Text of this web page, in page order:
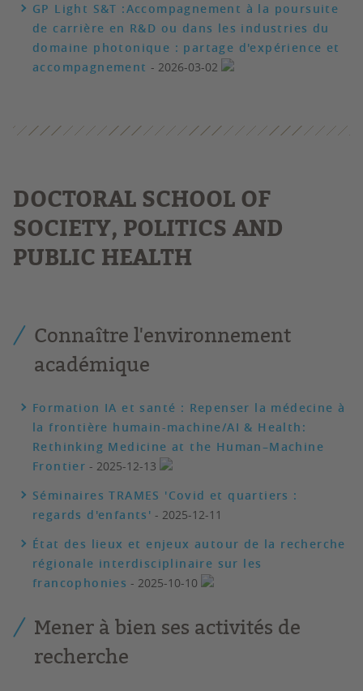
GP Light S&T :Accompagnement à la poursuite
de carrière en R&D ou dans les industries du
domaine photonique : partage d'expérience et
accompagnement - 2026-03-02
DOCTORAL SCHOOL OF
SOCIETY, POLITICS AND
PUBLIC HEALTH
Connaître l'environnement
académique
Formation IA et santé : Repenser la médecine à
la frontière humain-machine/AI & Health:
Rethinking Medicine at the Human–Machine
Frontier - 2025-12-13
Séminaires TRAMES 'Covid et quartiers :
regards d'enfants' - 2025-12-11
État des lieux et enjeux autour de la recherche
régionale interdisciplinaire sur les
francophonies - 2025-10-10
Mener à bien ses activités de
recherche